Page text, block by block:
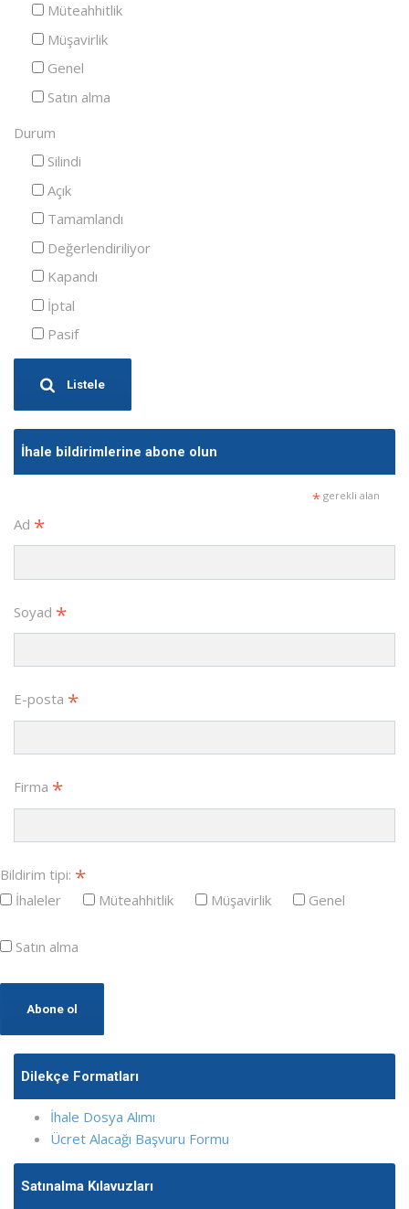
Müteahhitlik
Müşavirlik
Genel
Satın alma
Durum
Silindi
Açık
Tamamlandı
Değerlendiriliyor
Kapandı
İptal
Pasif
Listele
İhale bildirimlerine abone olun
* gerekli alan
Ad *
Soyad *
E-posta *
Firma *
Bildirim tipi: *
İhaleler Müteahhitlik Müşavirlik Genel
Satın alma
Dilekçe Formatları
İhale Dosya Alımı
Ücret Alacağı Başvuru Formu
Satınalma Kılavuzları